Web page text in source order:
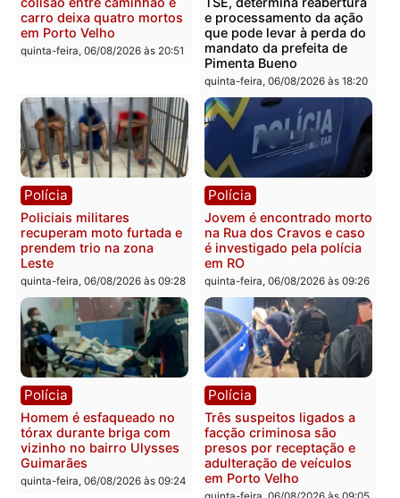
sexta-feira, 07/08/2026 às
Polícia
Homem é encontrado
morto em residência no
bairro Colina Park em RO
sexta-feira, 07/08/2026 às 09:30
Polícia
Polícia Militar apreende
explosivos e
durante patrulhamento
fluvial no Rio Madeira em
Porto Velho
sexta-feira, 07/08/2026 às
Polícia
Tragédia na BR-364:
colisão entre caminhão e
carro deixa quatro mortos
em Porto Velho
quinta-feira, 06/08/2026 às 20:51
Política
Ministro Dias Tofolli , do
TSE, determina
e processamento da
que pode levar à perda
mandato da prefeita de
Pimenta Bueno